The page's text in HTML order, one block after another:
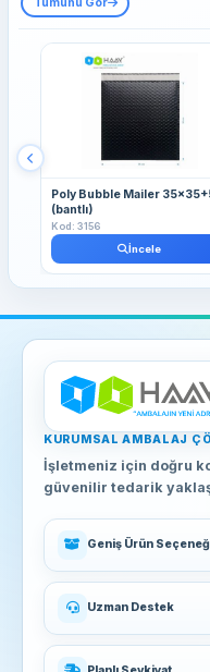
Poly Bubble Mailer
(bantlı)
Kod: 3156
İncele
KURUMSAL AMBALAJ
İşletmeniz için doğru
güvenilir tedarik
Geniş Ürün
Uzman Destek